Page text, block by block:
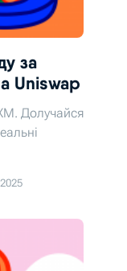
за
Uniswap
Долучайся